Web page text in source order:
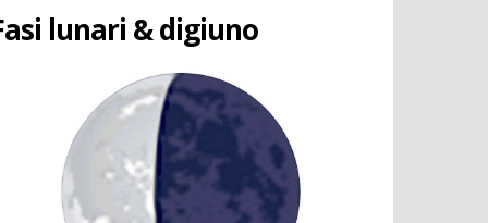
lunari & digiuno